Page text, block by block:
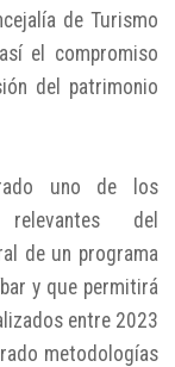
de Turismo
el compromiso
del patrimonio
uno de los
del
de un programa
y que permitirá
entre 2023
metodologías